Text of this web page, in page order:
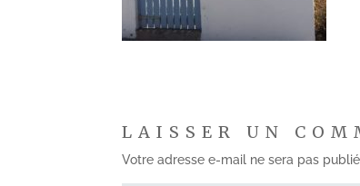
LAISSER UN
Votre adresse e-mail ne sera pas